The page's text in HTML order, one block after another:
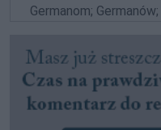
Germanom;